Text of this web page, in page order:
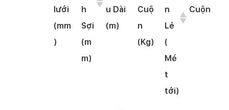
lưới
(mm
)
h
Sợi
(m
m)
u Dài
(m)
Cuộ
n
(Kg)
n
Lẻ
(
Mé
t
tới)
Cuộn